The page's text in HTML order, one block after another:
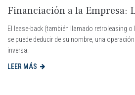
Financiación a la Empresa:
El lease-back (también llamado retroleasing
se puede deducir de su nombre, una
inversa.
LEER MÁS